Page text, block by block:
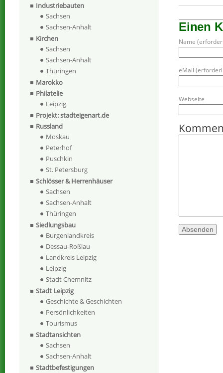
Einen
Name
eMail
Webseite
Industriebauten
Sachsen
Sachsen-Anhalt
Kirchen
Sachsen
Sachsen-Anhalt
Thüringen
Marokko
Philatelie
Leipzig
Projekt: stadteigenart.de
Russland
Moskau
Peterhof
Puschkin
St. Petersburg
Schlösser & Herrenhäuser
Sachsen
Sachsen-Anhalt
Thüringen
Siedlungsbau
Burgenlandkreis
Dessau-Roßlau
Landkreis Leipzig
Leipzig
Stadt Chemnitz
Stadt Leipzig
Geschichte & Geschichten
Persönlichkeiten
Tourismus
Stadtansichten
Sachsen
Sachsen-Anhalt
Stadtbefestigungen